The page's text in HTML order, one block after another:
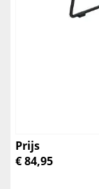
Prijs
€ 84,95